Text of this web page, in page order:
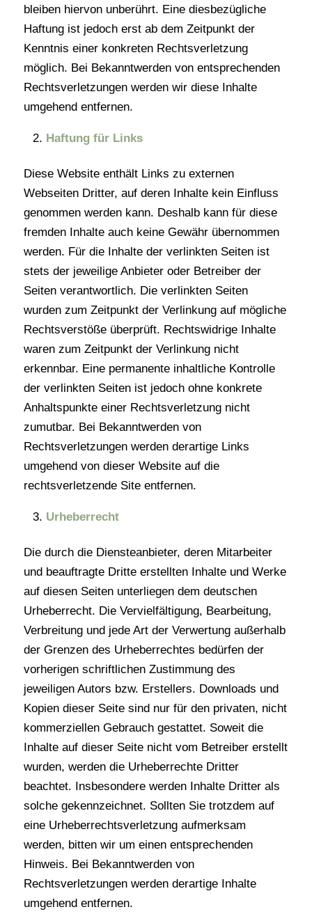
bleiben hiervon unberührt. Eine diesbezügliche
Haftung ist jedoch erst ab dem Zeitpunkt der
Kenntnis einer konkreten Rechtsverletzung
möglich. Bei Bekanntwerden von entsprechenden
Rechtsverletzungen werden wir diese Inhalte
umgehend entfernen.
Haftung für Links
Diese Website enthält Links zu externen
Webseiten Dritter, auf deren Inhalte kein Einfluss
genommen werden kann. Deshalb kann für diese
fremden Inhalte auch keine Gewähr übernommen
werden. Für die Inhalte der verlinkten Seiten ist
stets der jeweilige Anbieter oder Betreiber der
Seiten verantwortlich. Die verlinkten Seiten
wurden zum Zeitpunkt der Verlinkung auf mögliche
Rechtsverstöße überprüft. Rechtswidrige Inhalte
waren zum Zeitpunkt der Verlinkung nicht
erkennbar. Eine permanente inhaltliche Kontrolle
der verlinkten Seiten ist jedoch ohne konkrete
Anhaltspunkte einer Rechtsverletzung nicht
zumutbar. Bei Bekanntwerden von
Rechtsverletzungen werden derartige Links
umgehend von dieser Website auf die
rechtsverletzende Site entfernen.
Urheberrecht
Die durch die Diensteanbieter, deren Mitarbeiter
und beauftragte Dritte erstellten Inhalte und Werke
auf diesen Seiten unterliegen dem deutschen
Urheberrecht. Die Vervielfältigung, Bearbeitung,
Verbreitung und jede Art der Verwertung außerhalb
der Grenzen des Urheberrechtes bedürfen der
vorherigen schriftlichen Zustimmung des
jeweiligen Autors bzw. Erstellers. Downloads und
Kopien dieser Seite sind nur für den privaten, nicht
kommerziellen Gebrauch gestattet. Soweit die
Inhalte auf dieser Seite nicht vom Betreiber erstellt
wurden, werden die Urheberrechte Dritter
beachtet. Insbesondere werden Inhalte Dritter als
solche gekennzeichnet. Sollten Sie trotzdem auf
eine Urheberrechtsverletzung aufmerksam
werden, bitten wir um einen entsprechenden
Hinweis. Bei Bekanntwerden von
Rechtsverletzungen werden derartige Inhalte
umgehend entfernen.